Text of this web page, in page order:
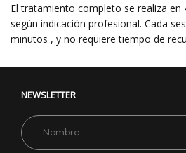
El tratamiento completo se realiza en
según indicación profesional. Cada
minutos , y no requiere tiempo de
NEWSLETTER